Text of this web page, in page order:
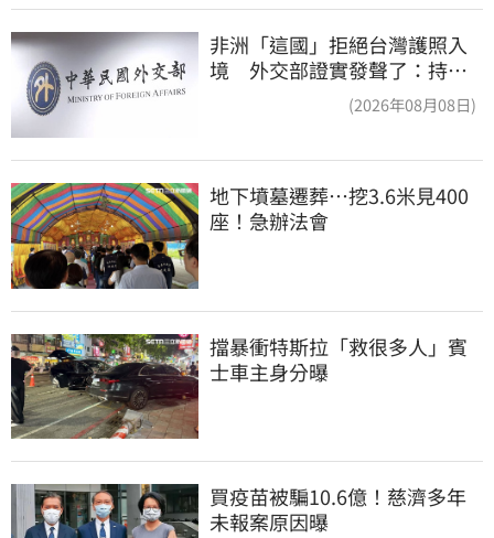
非洲「這國」拒絕台灣護照入
境 外交部證實發聲了：持續
(2026年08月08日)
地下墳墓遷葬…挖3.6米見400
座！急辦法會
擋暴衝特斯拉「救很多人」賓
士車主身分曝
買疫苗被騙10.6億！慈濟多年
未報案原因曝